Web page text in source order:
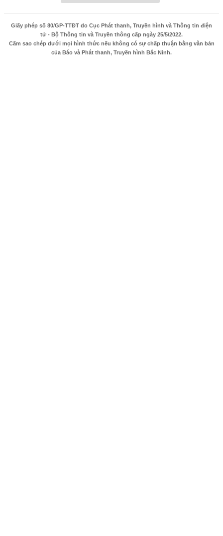
Giấy phép số 80/GP-TTĐT do Cục Phát thanh, Truyền hình và Thông tin điện
tử - Bộ Thông tin và Truyền thông cấp ngày 25/5/2022.
Cấm sao chép dưới mọi hình thức nếu không có sự chấp thuận bằng văn bản
của Báo và Phát thanh, Truyền hình Bắc Ninh.